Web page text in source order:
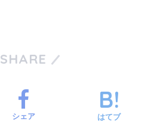
SHARE
シェア はてブ